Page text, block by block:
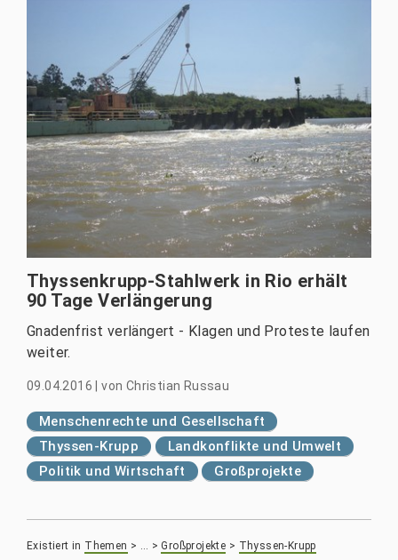
Thyssenkrupp-Stahlwerk in Rio erhält
90 Tage Verlängerung
Gnadenfrist verlängert - Klagen und Proteste laufen
weiter.
09.04.2016 |von Christian Russau
Menschenrechte und Gesellschaft
Thyssen-Krupp
Landkonflikte und Umwelt
Politik und Wirtschaft
Großprojekte
Existiert in Themen > >Großprojekte > Thyssen-Krupp